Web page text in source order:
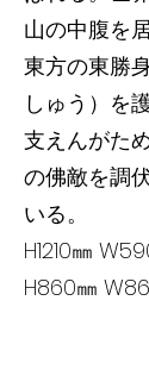
山の中腹を
東方の東勝
しゅう）を
支えんがた
の佛敵を調
いる。
H1210㎜
H860㎜